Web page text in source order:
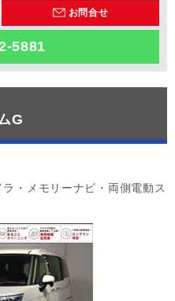
お問合せ
5881
G
・メモリーナビ・両側電動ス